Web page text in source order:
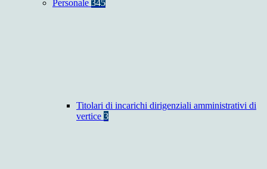
Personale 345
Titolari di incarichi dirigenziali amministrativi di
vertice 3